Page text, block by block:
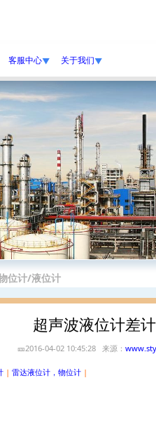
客服中心▼ 关于我们▼
位计/液位计
超声波液位计差计
🎫2016-04-02 10:45:28 来源：
| 雷达液位计，物位计 |